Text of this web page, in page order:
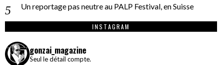
Un reportage pas neutre au PALP Festival, en Suisse
INSTAGRAM
gonzai_magazine
Seul le détail compte.